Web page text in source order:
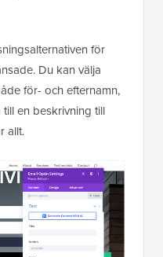
för
Du kan välja
för- och efternamn,
en beskrivning till
allt.